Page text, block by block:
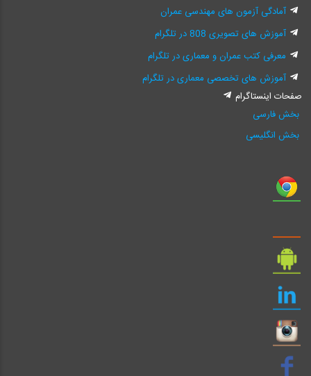
آمادگی آزمون های مهندسی عمران
آموزش های تصویری 808 در تلگرام
معرفی کتب عمران و معماری در تلگرام
آموزش های تخصصی معماری در تلگرام
صفحات اینستاگرام
بخش فارسی
بخش انگلیسی